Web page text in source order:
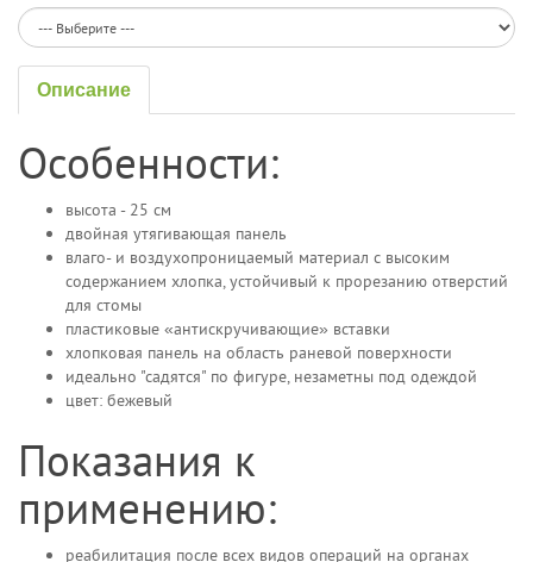
Описание
Особенности:
высота - 25 см
двойная утягивающая панель
влаго- и воздухопроницаемый материал с высоким
содержанием хлопка, устойчивый к прорезанию отверстий
для стомы
пластиковые «антискручивающие» вставки
хлопковая панель на область раневой поверхности
идеально "садятся" по фигуре, незаметны под одеждой
цвет: бежевый
Показания к
применению:
реабилитация после всех видов операций на органах